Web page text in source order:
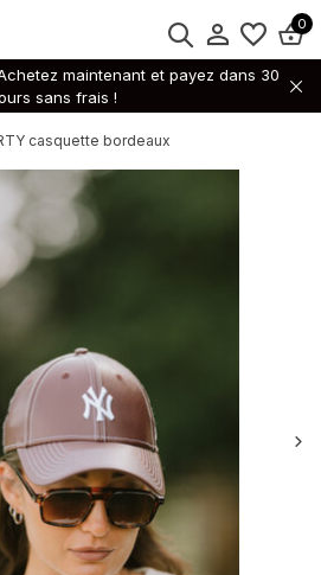
0
maintenant et payez dans 30
sans frais !
casquette bordeaux